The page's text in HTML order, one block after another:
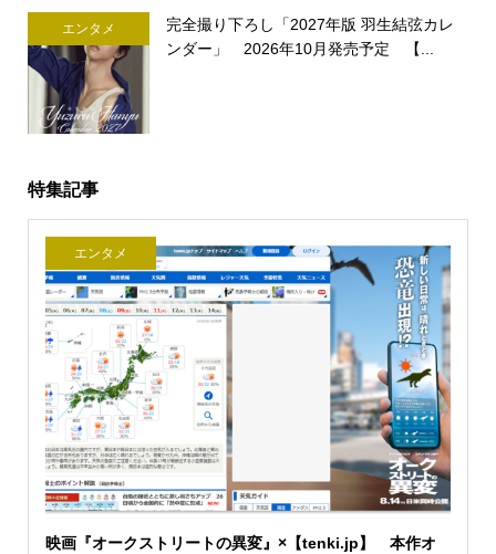
エンタメ
完全撮り下ろし「2027年版 羽生結弦カレ
ンダー」 2026年10月発売予定 【...
特集記事
エンタメ
映画『オークストリートの異変』×【tenki.jp】 本作オ